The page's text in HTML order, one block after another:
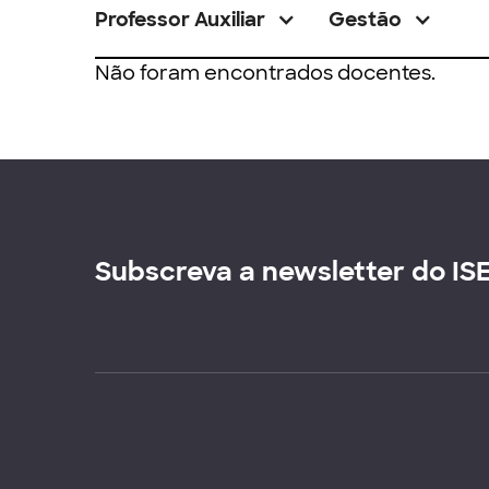
Professor Auxiliar Gestão
Não foram encontrados docentes.
Subscreva a newsletter do